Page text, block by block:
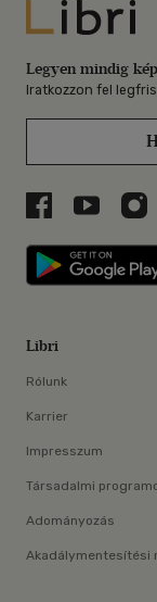
Legyen mindig
Iratkozzon fel
Libri aLibri a
Libri
Rólunk
Karrier
Impresszum
Társadalmi
Adományozás
Akadálymentesítési